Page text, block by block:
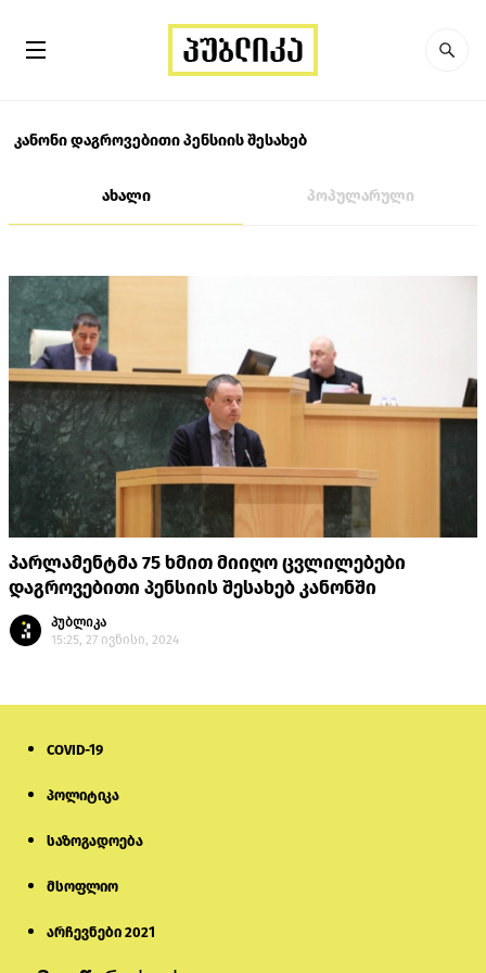
კანონი დაგროვებითი პენსიის შესახებ
ახალი პოპულარული
პარლამენტმა 75 ხმით მიიღო ცვლილებები
დაგროვებითი პენსიის შესახებ კანონში
პუბლიკა
15:25, 27 ივნისი, 2024
COVID-19
პოლიტიკა
საზოგადოება
მსოფლიო
არჩევნები 2021